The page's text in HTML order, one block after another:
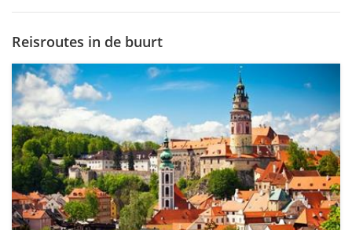
Reisroutes in de buurt